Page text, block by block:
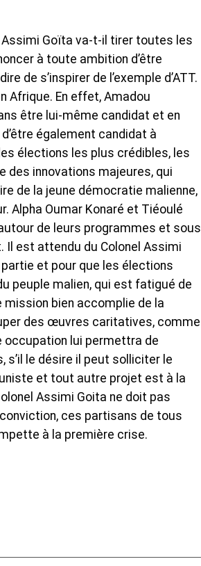
Assimi Goïta va-t-il tirer toutes les
à toute ambition d’être
de s’inspirer de l’exemple d’ATT.
Afrique. En effet, Amadou
être lui-même candidat et en
également candidat à
élections les plus crédibles, les
des innovations majeures, qui
de la jeune démocratie malienne,
Alpha Oumar Konaré et Tiéoulé
de leurs programmes et sous
Il est attendu du Colonel Assimi
et pour que les élections
peuple malien, qui est fatigué de
mission bien accomplie de la
des œuvres caritatives, comme
occupation lui permettra de
s’il le désire il peut solliciter le
et tout autre projet est à la
Assimi Goita ne doit pas
ces partisans de tous
à la première crise.